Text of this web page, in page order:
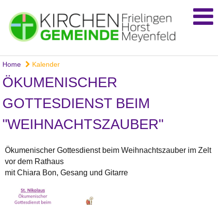
Home Kalender
ÖKUMENISCHER
GOTTESDIENST BEIM
"WEIHNACHTSZAUBER"
Ökumenischer Gottesdienst beim Weihnachtszauber im Zelt
vor dem Rathaus
mit Chiara Bon, Gesang und Gitarre